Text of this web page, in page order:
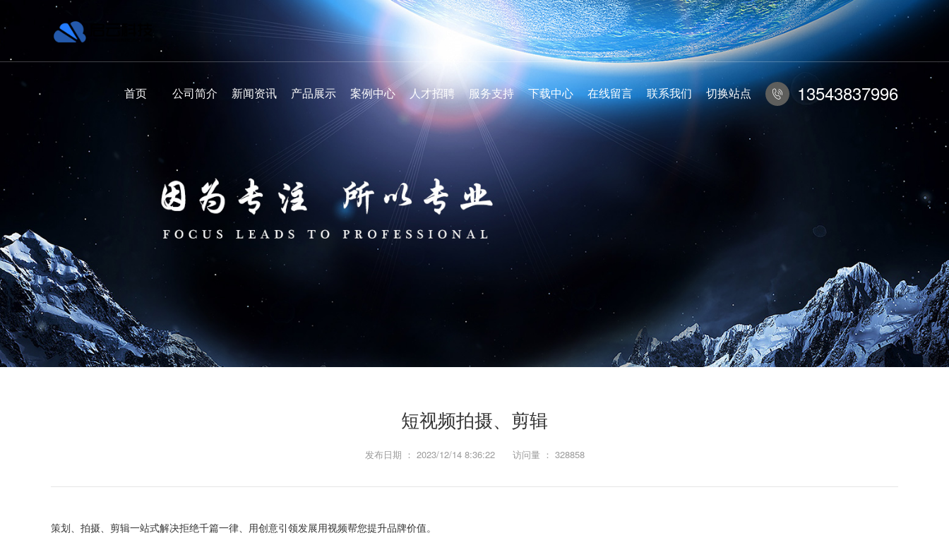
首页 公司简介 新闻资讯 产品展示 案例中心 人才招聘 服务支持 下载中心 在线留言 联系我们 切换站点  13543837996
短视频拍摄、剪辑
发布日期 ： 2023/12/14 8:36:22 访问量 ： 328858
策划、拍摄、剪辑一站式解决拒绝千篇一律、用创意引领发展用视频帮您提升品牌价值。